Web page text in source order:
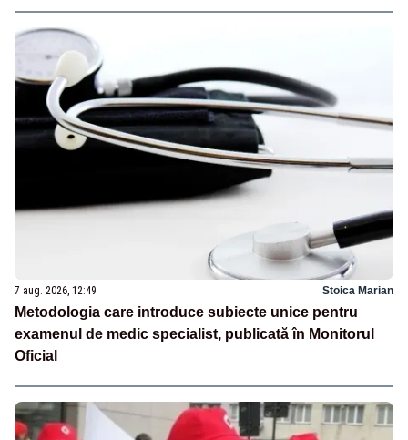
7 aug. 2026, 12:49 Stoica Marian
Metodologia care introduce subiecte unice pentru
examenul de medic specialist, publicată în Monitorul
Oficial